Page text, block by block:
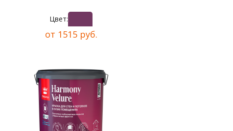
Цвет:
от 1515 руб.